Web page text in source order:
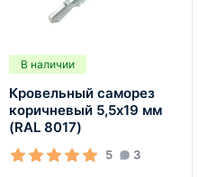
В наличии
Кровельный саморез
коричневый 5,5х19 мм
(RAL 8017)
5 3